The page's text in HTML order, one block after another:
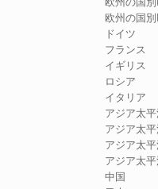
欧州の国
ドイツ
フランス
イギリス
ロシア
イタリア
アジア太
アジア太
アジア太
アジア太
中国